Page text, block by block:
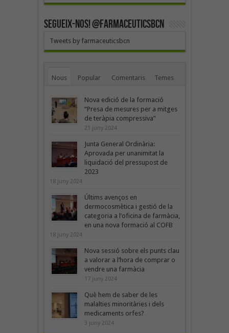
SEGUEIX-NOS! @farmaceuticsbcn
Tweets by farmaceuticsbcn
Nous Popular Comentaris Temes
Nova edició de la formació
“Presa de mesures per a mitges
de teràpia compressiva”
21 juny 2024
Junta General Ordinària:
Aprovada per unanimitat la
liquidació del pressupost de
2023
18 juny 2024
Últims avenços en
dermocosmètica i gestió de la
categoria a l’oficina de farmàcia,
en una nova formació al COFB
18 juny 2024
Nova sessió sobre els punts clau
a valorar a l’hora de comprar o
vendre una farmàcia
17 juny 2024
Què hem de saber de les
malalties minoritàries i dels
medicaments orfes?
3 juny 2024